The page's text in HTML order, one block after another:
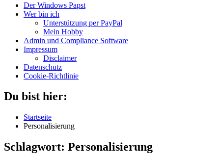
Der Windows Papst
Wer bin ich
Unterstützung per PayPal
Mein Hobby
Admin und Compliance Software
Impressum
Disclaimer
Datenschutz
Cookie-Richtlinie
Du bist hier:
Startseite
Personalisierung
Schlagwort: Personalisierung